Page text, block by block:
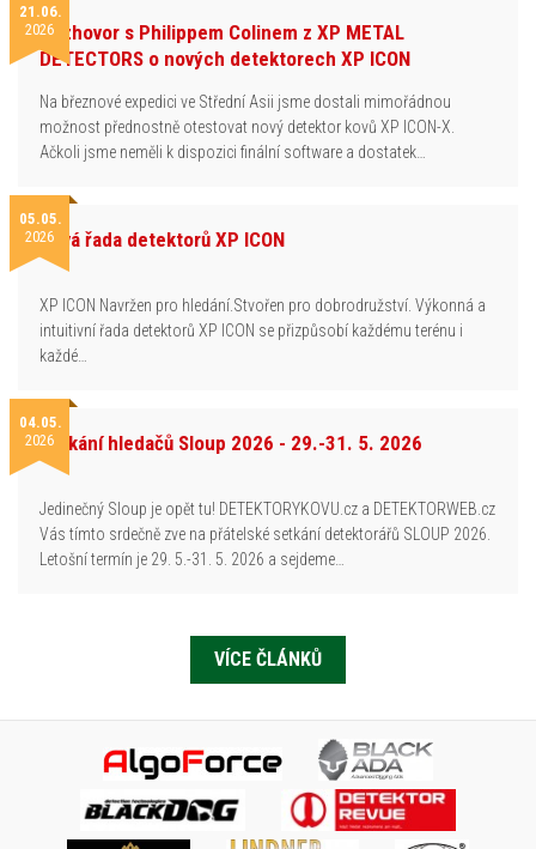
21.06.
2026Rozhovor s Philippem Colinem z XP METAL
DETECTORS o nových detektorech XP ICON
Na březnové expedici ve Střední Asii jsme dostali mimořádnou
možnost přednostně otestovat nový detektor kovů XP ICON-X.
Ačkoli jsme neměli k dispozici finální software a dostatek…
05.05.
2026Nová řada detektorů XP ICON
XP ICON Navržen pro hledání.Stvořen pro dobrodružství. Výkonná a
intuitivní řada detektorů XP ICON se přizpůsobí každému terénu i
každé…
04.05.
2026Setkání hledačů Sloup 2026 - 29.-31. 5. 2026
Jedinečný Sloup je opět tu! DETEKTORYKOVU.cz a DETEKTORWEB.cz
Vás tímto srdečně zve na přátelské setkání detektorářů SLOUP 2026.
Letošní termín je 29. 5.-31. 5. 2026 a sejdeme…
VÍCE ČLÁNKŮ